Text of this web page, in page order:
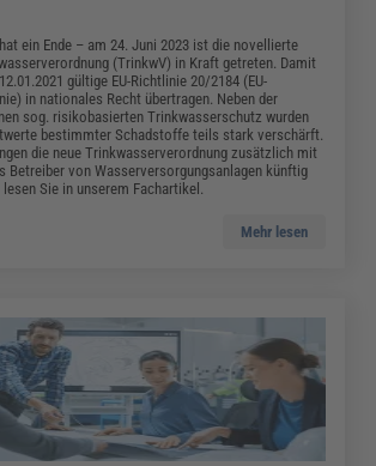
ein Ende – am 24. Juni 2023 ist die novellierte
(TrinkwV) in Kraft getreten. Damit
gültige EU-Richtlinie 20/2184 (EU-
in nationales Recht übertragen. Neben der
sog. risikobasierten Trinkwasserschutz wurden
bestimmter Schadstoffe teils stark verschärft.
die neue Trinkwasserverordnung zusätzlich mit
Betreiber von Wasserversorgungsanlagen künftig
Sie in unserem Fachartikel.
Mehr lesen